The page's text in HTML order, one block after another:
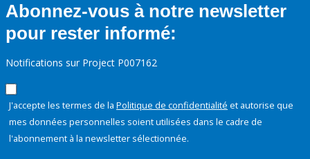
Abonnez-vous à notre newsletter
pour rester informé:
Notifications sur Project P007162
J'accepte les termes de la Politique de confidentialité et autorise que
mes données personnelles soient utilisées dans le cadre de
l'abonnement à la newsletter sélectionnée.